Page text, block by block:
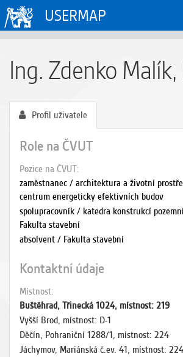
USERMAP
Ing. Zdenko Malík,
Profil uživatele
Role na ČVUT
Pozice na ČVUT
zaměstnanec / architektura a životní
centrum energeticky efektivních budov
spolupracovník / katedra konstrukcí
Fakulta stavební
absolvent / Fakulta stavební
Kontaktní údaje
Místnost
Buštěhrad, Třinecká 1024, místnost: 219
Vyšší Brod, místnost: D-1
Děčín, Pohraniční 1288/1, místnost: 224
Jáchymov, Mariánská č.ev. 41, místnost: 224